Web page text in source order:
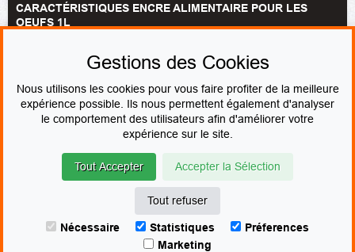
CARACTÉRISTIQUES ENCRE ALIMENTAIRE POUR LES
OEUFS 1L
Couleur de l'encre
Rouge
PAIEMENT SÉCURISÉ
© Le fabricant de Tampons Contact
Mentions légales
Devenir revendeur
Marchand approuvé par la Société des Avis Garantis,
afficher l'attestation.
Gestions des Cookies
Nous utilisons les cookies pour vous faire profiter de la meilleure
expérience possible. Ils nous permettent également d'analyser
le comportement des utilisateurs afin d'améliorer votre
expérience sur le site.
Tout Accepter Accepter la Sélection
Tout refuser
Nécessaire Statistiques
Préferences
Marketing